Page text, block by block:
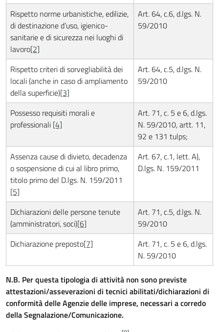
Rispetto norme urbanistiche, edilizie,
di destinazione d’uso, igienico-
sanitarie e di sicurezza nei luoghi di
lavoro[2]
Art. 64, c.6, d.lgs. N.
59/2010
Rispetto criteri di sorvegliabilità dei
locali (anche in caso di ampliamento
della superficie)[3]
Art. 64, c.5, d.lgs. N.
59/2010
Possesso requisiti morali e
professionali [4]
Art. 71, c. 5 e 6, d.lgs.
N. 59/2010, artt. 11,
92 e 131 tulps;
Assenza cause di divieto, decadenza
o sospensione di cui al libro primo,
titolo primo del D.lgs. N. 159/2011
[5]
Art. 67, c.1, lett. A),
D.lgs. N. 159/2011
Dichiarazioni delle persone tenute
(amministratori, soci)[6]
Art. 71, c.5, d.lgs. N.
59/2010
Dichiarazione preposto[7]
Art. 71, c. 5 e 6, d.lgs.
N. 59/2010
N.B. Per questa tipologia di attività non sono previste
attestazioni/asseverazioni di tecnici abilitati/dichiarazioni di
conformità delle Agenzie delle imprese, necessari a corredo
della Segnalazione/Comunicazione.